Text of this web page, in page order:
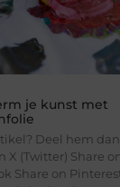
je kunst met
Deel hem
X (Twitter) Share
Share on